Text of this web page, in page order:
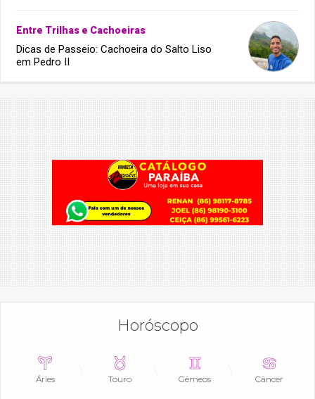
Entre Trilhas e Cachoeiras
Dicas de Passeio: Cachoeira do Salto Liso
em Pedro II
Horóscopo
Áries Touro Gêmeos Câncer